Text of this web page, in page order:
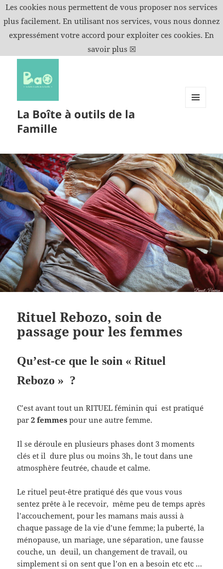
La Boîte à outils de la
Famille
Rituel Rebozo, soin de
passage pour les femmes
Qu’est-ce que le soin « Rituel
Rebozo » ?
C’est avant tout un RITUEL féminin qui est pratiqué
par 2 femmes pour une autre femme.
Il se déroule en plusieurs phases dont 3 moments
clés et il dure plus ou moins 3h, le tout dans une
atmosphère feutrée, chaude et calme.
Le rituel peut-être pratiqué dés que vous vous
sentez prête à le recevoir, même peu de temps après
l’accouchement, pour les mamans mais aussi à
chaque passage de la vie d’une femme; la puberté, la
ménopause, un mariage, une séparation, une fausse
couche, un deuil, un changement de travail, ou
simplement si on sent que l’on en a besoin etc etc …
Les cookies nous permettent de vous proposer nos services
plus facilement. En utilisant nos services, vous nous donnez
expressément votre accord pour exploiter ces cookies. En
savoir plus ☒